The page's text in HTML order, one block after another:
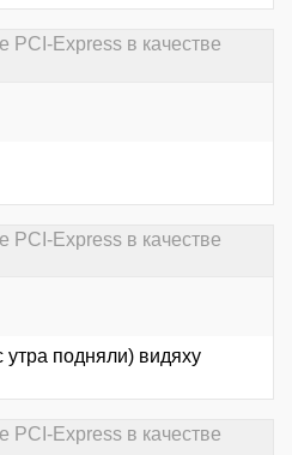
PCI-Express в качестве
PCI-Express в качестве
утра подняли) видяху
PCI-Express в качестве